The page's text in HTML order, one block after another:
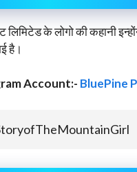
लिमिटेड के लोगो की कहानी
है।
Account:- BluePine